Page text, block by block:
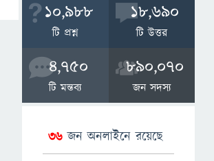
10,988
টি প্রশ্ন
18,690
টি উত্তর
4,750
টি মন্তব্য
890,070
জন সদস্য
36 জন অনলাইনে রয়েছে